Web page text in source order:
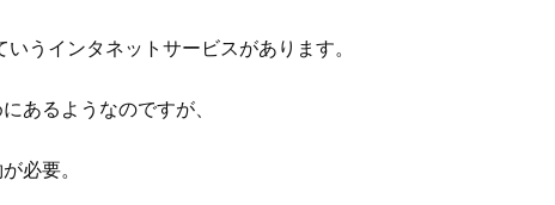
うインタネットサービスがあります。
あるようなのですが、
必要。